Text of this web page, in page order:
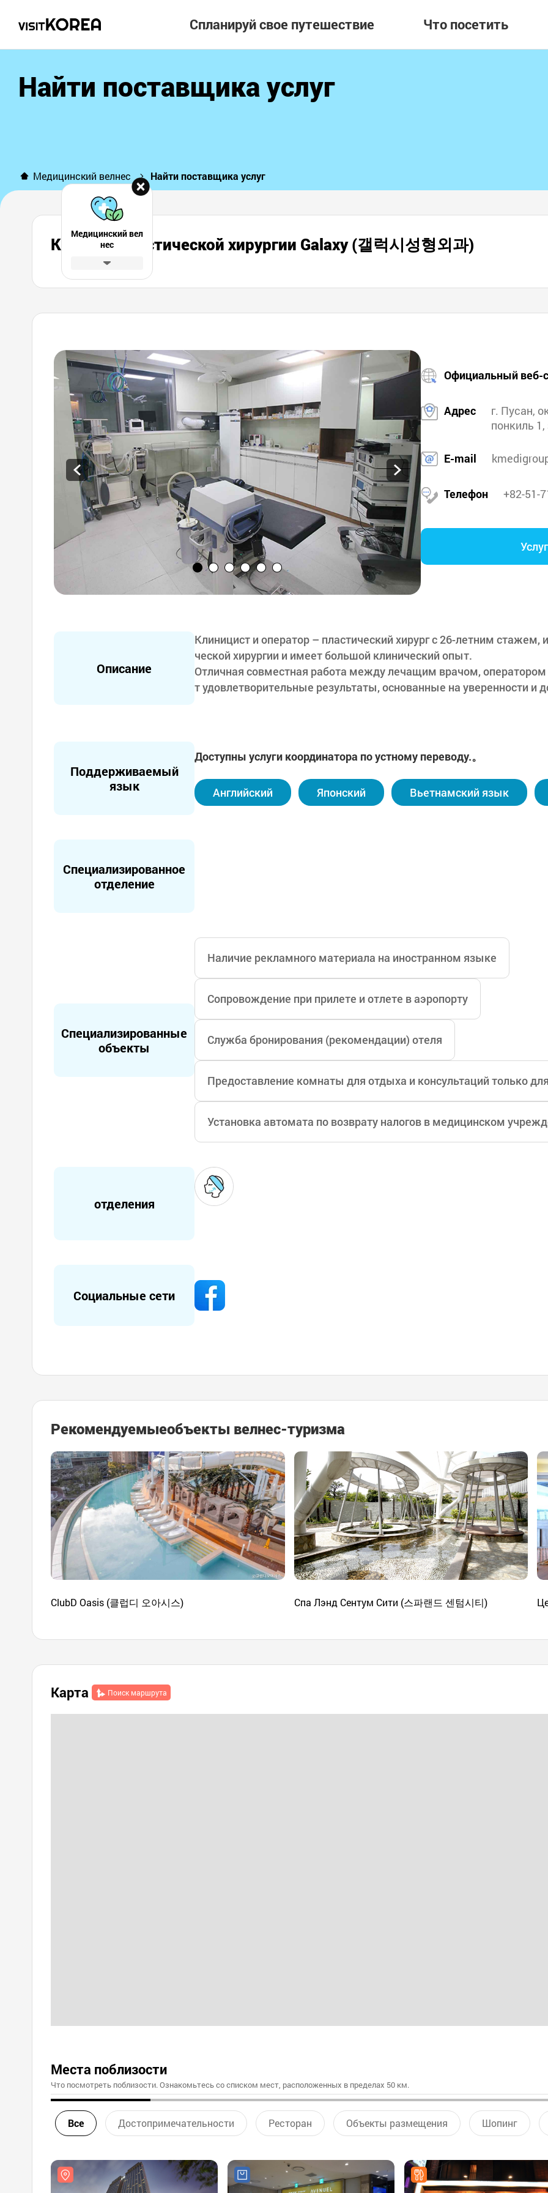
Спланируй свое путешествие Что посетить
Найти поставщика услуг
Медицинский велнес Найти поставщика услуг
Клиника пластической хирургии Galaxy (갤럭시성형외과)
Официальный веб-
Адрес
г. Пусан,
понкиль
E-mail
Телефон +82-51-
Описание
Клиницист и оператор – пластический хирург с 26-летним
ческой хирургии и имеет большой клинический опыт.
Отличная совместная работа между лечащим врачом, оператором
т удовлетворительные результаты, основанные на уверенности и
Комфортная и стабильная среда лечения с систематической и
Поскольку в больнице установлено видеонаблюдение,
раций-призраков и безопасность клиентов.
Управляет системой интенсивного управления для каждого
щениями на каждом этаже центра мелкой пластики и
Поддерживаемый
язык
Доступны услуги координатора по устному переводу.。
Английский Японский Вьетнамский язык
Специализированное
отделение
Специализированные
объекты
Наличие рекламного материала на иностранном языке
Сопровождение при прилете и отлете в аэропорту
Служба бронирования (рекомендации) отеля
Предоставление комнаты для отдыха и консультаций только
Установка автомата по возврату налогов в медицинском
отделения
Социальные сети
Рекомендуемыеобъекты велнес-туризма
ClubD Oasis (클럽디 오아시스) Спа Лэнд Сентум Сити (스파랜드 센텀시티)
Карта Поиск маршрута
Места поблизости
Что посмотреть поблизости. Ознакомьтесь со списком мест, расположенных в пределах 50 км.
Все Достопримечательности Ресторан Объекты размещения Шопинг
Медицинский вел
нес